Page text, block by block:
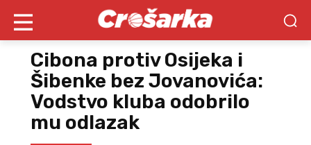
Cibona protiv Osijeka i
Šibenke bez Jovanovića:
Vodstvo kluba odobrilo
mu odlazak